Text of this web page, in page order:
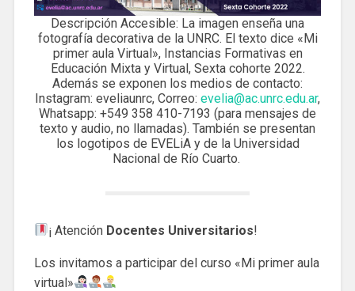
Descripción Accesible: La imagen enseña una
fotografía decorativa de la UNRC. El texto dice «Mi
primer aula Virtual», Instancias Formativas en
Educación Mixta y Virtual, Sexta cohorte 2022.
Además se exponen los medios de contacto:
Instagram: eveliaunrc, Correo: evelia@ac.unrc.edu.ar,
Whatsapp: +549 358 410-7193 (para mensajes de
texto y audio, no llamadas). También se presentan
los logotipos de EVELiA y de la Universidad
Nacional de Río Cuarto.
¡ Atención Docentes Universitarios!
Los invitamos a participar del curso «Mi primer aula
virtual»